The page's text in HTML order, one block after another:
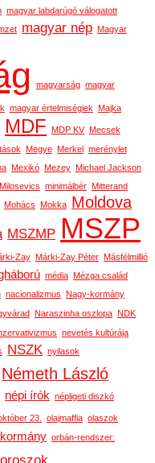
magyar labdarúgó válogatott
magyar nép Magyar
magyarság magyar
magyar értelmiségiek Majka
MDF MDP KV Mecsek
Megye Merkel
merénylet
Mexikó Mezey Michael Jackson
Milosevics minimálbér Mitterand
Mohács Mokka Moldova
MSZMP MSZP
Zay Márki-Zay Péter Másfélmillió
média Mézga család
nacionalizmus Nagy-kormány
Naraszinha oszlopa NDK
nevetés kultúrája
NSZK nyilasok
Németh László
népi írók népligeti diszkó
23. olajmaffia olaszok
orbán-rendszer: